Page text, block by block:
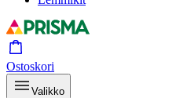
Ostoskori
Valikko